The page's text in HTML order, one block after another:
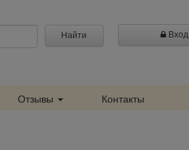
Найти Вход
Отзывы Контакты